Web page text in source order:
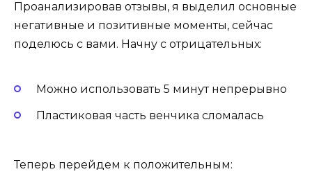
Проанализировав отзывы, я выделил основные
негативные и позитивные моменты, сейчас
поделюсь с вами. Начну с отрицательных:
Можно использовать 5 минут непрерывно
Пластиковая часть венчика сломалась
Теперь перейдем к положительным: